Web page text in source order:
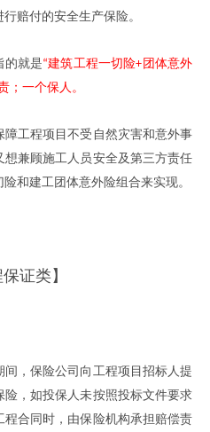
赔付的安全生产保险。
的就是“建筑工程一切险+ 团体意外
；一个保人。
工程项目不受自然灾害和意外事
兼顾施工人员安全及第三方责任
和建工团体意外险组合来实现。
保证类】
，保险公司向工程项目招标人提
，如投保人未按照投标文件要求
合同时，由保险机构承担赔偿责